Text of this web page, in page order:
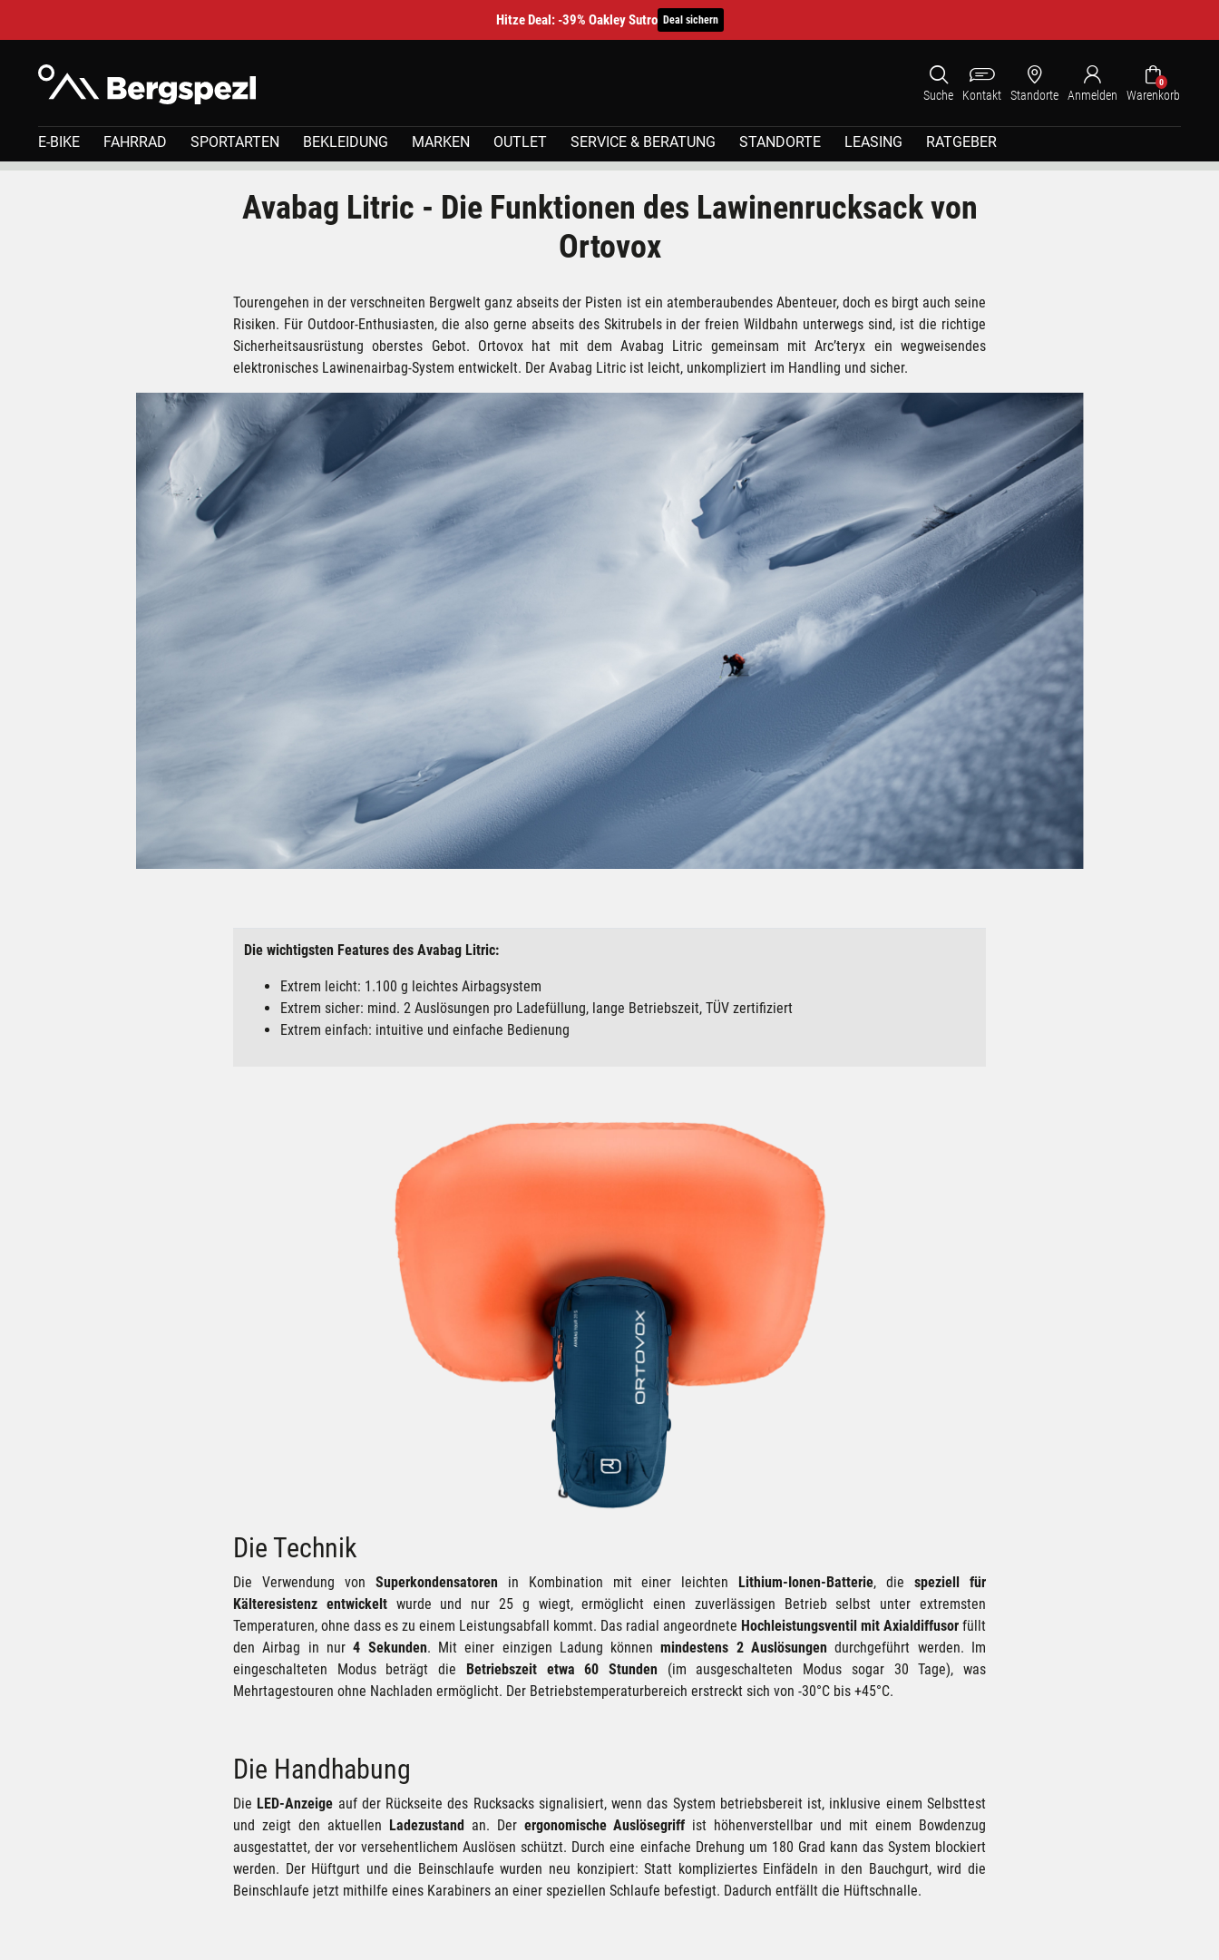
Hitze Deal: -39% Oakley Sutro Deal sichern
Suche Kontakt Standorte Anmelden
0
Warenkorb
E-BIKE FAHRRAD SPORTARTEN BEKLEIDUNG MARKEN OUTLET SERVICE & BERATUNG STANDORTE LEASING RATGEBER
Avabag Litric - Die Funktionen des Lawinenrucksack von
Ortovox
Tourengehen in der verschneiten Bergwelt ganz abseits der Pisten ist ein atemberaubendes Abenteuer, doch es birgt auch seine
Risiken. Für Outdoor-Enthusiasten, die also gerne abseits des Skitrubels in der freien Wildbahn unterwegs sind, ist die richtige
Sicherheitsausrüstung oberstes Gebot. Ortovox hat mit dem Avabag Litric gemeinsam mit Arc’teryx ein wegweisendes
elektronisches Lawinenairbag-System entwickelt. Der Avabag Litric ist leicht, unkompliziert im Handling und sicher.
Die wichtigsten Features des Avabag Litric:
Extrem leicht: 1.100 g leichtes Airbagsystem
Extrem sicher: mind. 2 Auslösungen pro Ladefüllung, lange Betriebszeit, TÜV zertifiziert
Extrem einfach: intuitive und einfache Bedienung
Die Technik
Die Verwendung von Superkondensatoren in Kombination mit einer leichten Lithium-Ionen-Batterie, diespeziell für
Kälteresistenz entwickeltwurde und nur 25 g wiegt, ermöglicht einen zuverlässigen Betrieb selbst unter extremsten
Temperaturen, ohne dass es zu einem Leistungsabfall kommt. Das radial angeordnete Hochleistungsventil mit Axialdiffusor füllt
den Airbag in nur4 Sekunden. Mit einer einzigen Ladung könnenmindestens 2 Auslösungen durchgeführt werden. Im
eingeschalteten Modus beträgt die Betriebszeit etwa 60 Stunden (im ausgeschalteten Modus sogar 30 Tage), was
Mehrtagestouren ohne Nachladen ermöglicht. Der Betriebstemperaturbereich erstreckt sich von -30°C bis +45°C.
Die Handhabung
Die LED-Anzeige auf der Rückseite des Rucksacks signalisiert, wenn das System betriebsbereit ist, inklusive einem Selbsttest
und zeigt den aktuellen Ladezustandan. Der ergonomische Auslösegriff ist höhenverstellbar und mit einem Bowdenzug
ausgestattet, der vor versehentlichem Auslösen schützt. Durch eine einfache Drehung um 180 Grad kann das System blockiert
werden. Der Hüftgurt und die Beinschlaufe wurden neu konzipiert: Statt kompliziertes Einfädeln in den Bauchgurt, wird die
Beinschlaufe jetzt mithilfe eines Karabiners an einer speziellen Schlaufe befestigt. Dadurch entfällt die Hüftschnalle.